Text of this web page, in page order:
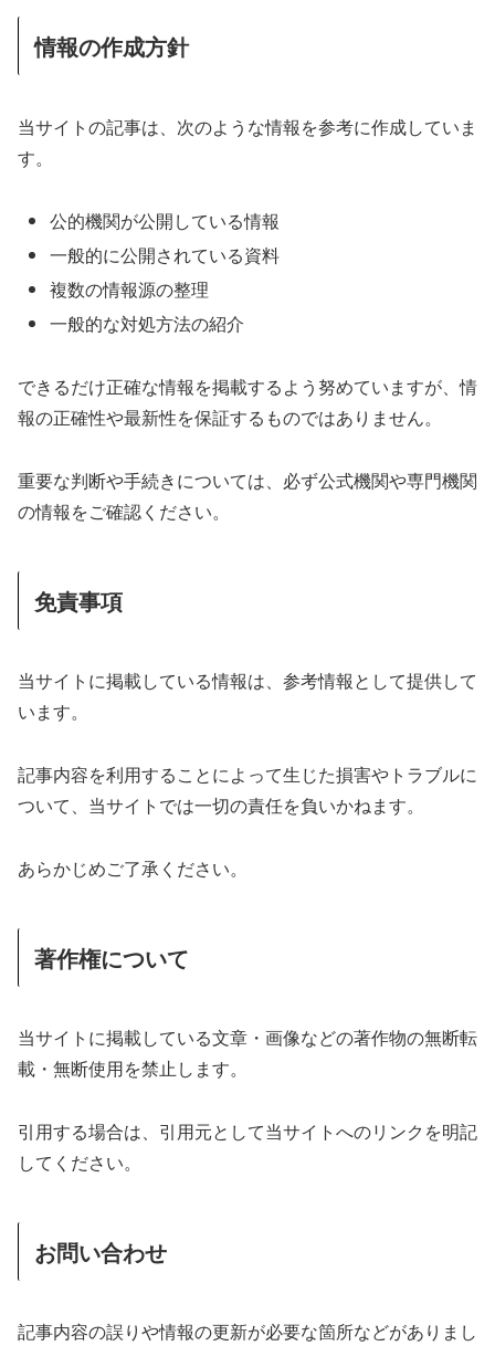
情報の作成方針
当サイトの記事は、次のような情報を参考に作成していま
す。
公的機関が公開している情報
一般的に公開されている資料
複数の情報源の整理
一般的な対処方法の紹介
できるだけ正確な情報を掲載するよう努めていますが、情
報の正確性や最新性を保証するものではありません。
重要な判断や手続きについては、必ず公式機関や専門機関
の情報をご確認ください。
免責事項
当サイトに掲載している情報は、参考情報として提供して
います。
記事内容を利用することによって生じた損害やトラブルに
ついて、当サイトでは一切の責任を負いかねます。
あらかじめご了承ください。
著作権について
当サイトに掲載している文章・画像などの著作物の無断転
載・無断使用を禁止します。
引用する場合は、引用元として当サイトへのリンクを明記
してください。
お問い合わせ
記事内容の誤りや情報の更新が必要な箇所などがありまし